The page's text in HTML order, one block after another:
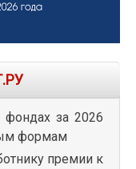
фондах за 2026
формам
премии к